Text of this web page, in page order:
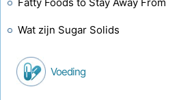
Wat zijn Sugar Solids
Voeding